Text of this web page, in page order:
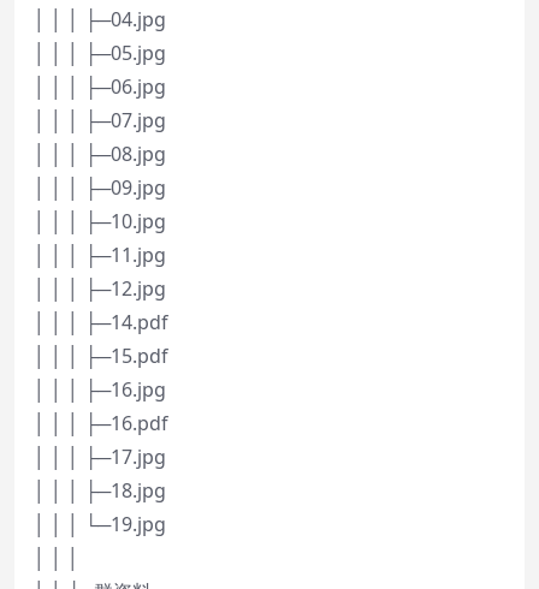
│ │ │ ├─04.jpg
│ │ │ ├─05.jpg
│ │ │ ├─06.jpg
│ │ │ ├─07.jpg
│ │ │ ├─08.jpg
│ │ │ ├─09.jpg
│ │ │ ├─10.jpg
│ │ │ ├─11.jpg
│ │ │ ├─12.jpg
│ │ │ ├─14.pdf
│ │ │ ├─15.pdf
│ │ │ ├─16.jpg
│ │ │ ├─16.pdf
│ │ │ ├─17.jpg
│ │ │ ├─18.jpg
│ │ │ └─19.jpg